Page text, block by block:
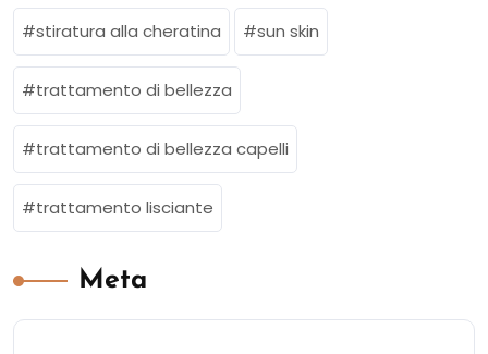
stiratura alla cheratina sun skin
trattamento di bellezza
trattamento di bellezza capelli
trattamento lisciante
Meta